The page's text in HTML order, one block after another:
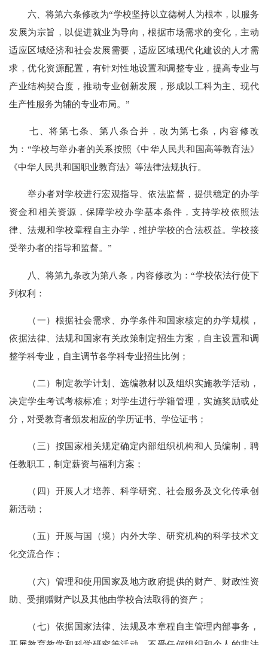
六、将第六条修改为“学校坚持以立德树人为根本，以服务
发展为宗旨，以促进就业为导向，根据市场需求的变化，主动
适应区域经济和社会发展需要，适应区域现代化建设的人才需
求，优化资源配置，有针对性地设置和调整专业，提高专业与
产业结构契合度，推动专业创新发展，形成以工科为主、现代
生产性服务为辅的专业布局。”
七、将第七条、第八条合并，改为第七条，内容修改
为：“学校与举办者的关系按照《中华人民共和国高等教育法》
《中华人民共和国职业教育法》等法律法规执行。
举办者对学校进行宏观指导、依法监督，提供稳定的办学
资金和相关资源，保障学校办学基本条件，支持学校依照法
律、法规和学校章程自主办学，维护学校的合法权益。学校接
受举办者的指导和监督。”
八、将第九条改为第八条，内容修改为：“学校依法行使下
列权利：
（一）根据社会需求、办学条件和国家核定的办学规模，
依据法律、法规和国家有关政策制定招生方案，自主设置和调
整学科专业，自主调节各学科专业招生比例；
（二）制定教学计划、选编教材以及组织实施教学活动，
决定学生考试考核标准；对学生进行学籍管理，实施奖励或处
分，对受教育者颁发相应的学历证书、学位证书；
（三）按国家相关规定确定内部组织机构和人员编制，聘
任教职工，制定薪资与福利方案；
（四）开展人才培养、科学研究、社会服务及文化传承创
新活动；
（五）开展与国（境）内外大学、研究机构的科学技术文
化交流合作；
（六）管理和使用国家及地方政府提供的财产、财政性资
助、受捐赠财产以及其他由学校合法取得的资产；
（七）依据国家法律、法规及本章程自主管理内部事务，